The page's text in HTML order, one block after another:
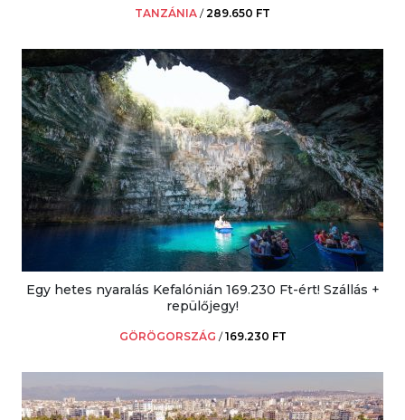
TANZÁNIA /289.650 FT
Egy hetes nyaralás Kefalónián 169.230 Ft-ért! Szállás +
repülőjegy!
GÖRÖGORSZÁG /169.230 FT